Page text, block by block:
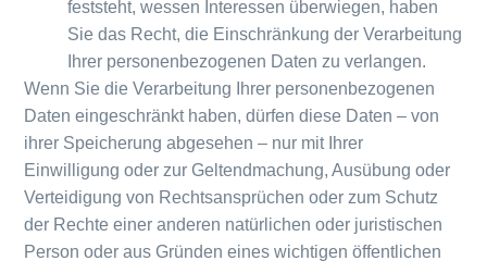
feststeht, wessen Interessen überwiegen, haben
Sie das Recht, die Einschränkung der Verarbeitung
Ihrer personenbezogenen Daten zu verlangen.
Wenn Sie die Verarbeitung Ihrer personenbezogenen
Daten eingeschränkt haben, dürfen diese Daten – von
ihrer Speicherung abgesehen – nur mit Ihrer
Einwilligung oder zur Geltendmachung, Ausübung oder
Verteidigung von Rechtsansprüchen oder zum Schutz
der Rechte einer anderen natürlichen oder juristischen
Person oder aus Gründen eines wichtigen öffentlichen